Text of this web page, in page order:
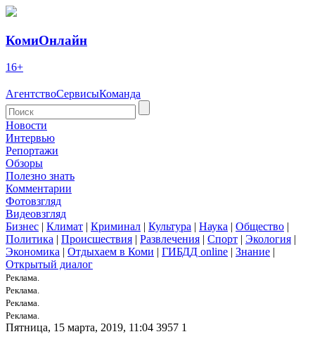
КомиОнлайн
16+
АгентствоСервисыКоманда
Новости
Интервью
Репортажи
Обзоры
Полезно знать
Комментарии
Фотовзгляд
Видеовзгляд
Бизнес | Климат | Криминал | Культура | Наука | Общество |
Политика | Происшествия | Развлечения | Спорт | Экология |
Экономика | Отдыхаем в Коми | ГИБДД online | Знание |
Открытый диалог
Реклама.
Реклама.
Реклама.
Реклама.
Пятница, 15 марта, 2019, 11:04 3957 1